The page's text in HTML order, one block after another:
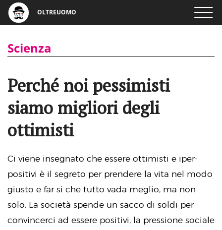
OLTREUOMO
Scienza
Perché noi pessimisti
siamo migliori degli
ottimisti
Ci viene insegnato che essere ottimisti e iper-
positivi è il segreto per prendere la vita nel modo
giusto e far si che tutto vada meglio, ma non
solo. La società spende un sacco di soldi per
convincerci ad essere positivi, la pressione sociale